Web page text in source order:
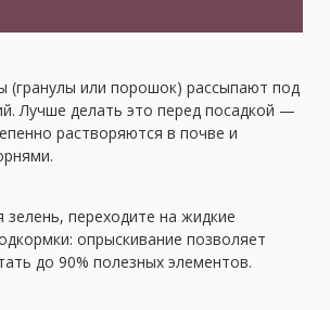
(гранулы или порошок) рассыпают под
Лучше делать это перед посадкой —
растворяются в почве и
зелень, переходите на жидкие
опрыскивание позволяет
до 90% полезных элементов.